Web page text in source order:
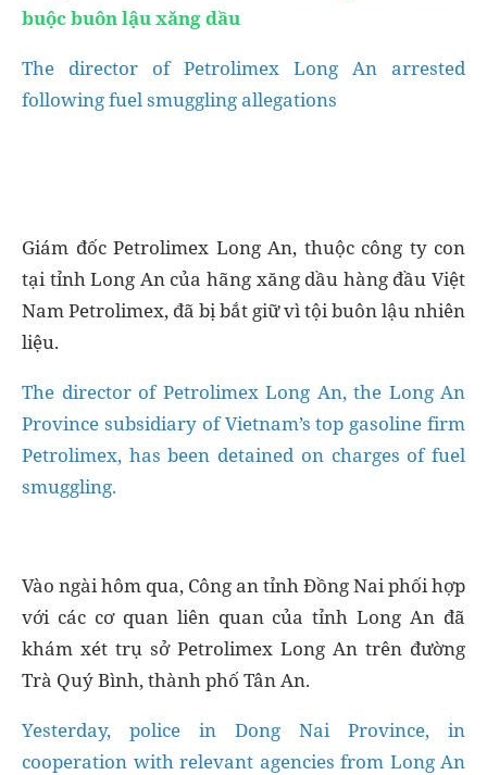
buộc buôn lậu xăng dầu
The director of Petrolimex Long An arrested
following fuel smuggling allegations
Giám đốc Petrolimex Long An, thuộc công ty con
tại tỉnh Long An của hãng xăng dầu hàng đầu Việt
Nam Petrolimex, đã bị bắt giữ vì tội buôn lậu nhiên
liệu.
The director of Petrolimex Long An, the Long An
Province subsidiary of Vietnam’s top gasoline firm
Petrolimex, has been detained on charges of fuel
smuggling.
Vào ngài hôm qua, Công an tỉnh Đồng Nai phối hợp
với các cơ quan liên quan của tỉnh Long An đã
khám xét trụ sở Petrolimex Long An trên đường
Trà Quý Bình, thành phố Tân An.
Yesterday, police in Dong Nai Province, in
cooperation with relevant agencies from Long An